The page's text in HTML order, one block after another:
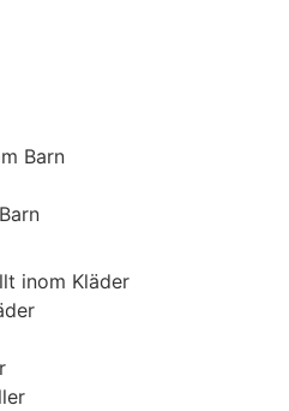
Barn
inom Kläder